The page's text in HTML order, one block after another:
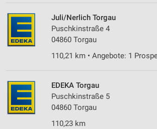
Juli/Nerlich Torgau
Puschkinstraße 4
04860 Torgau
110,21 km • Angebote: 1
EDEKA Torgau
Puschkinstraße 5
04860 Torgau
110,23 km